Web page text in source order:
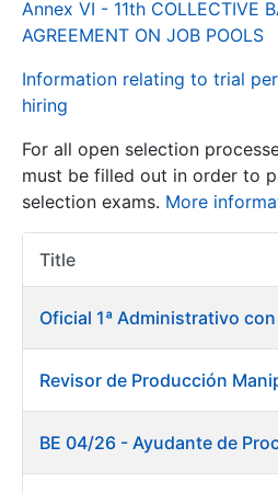
Show/Hide
Show/Hide
Show/Hide
Show/Hide
Annex VI - 11th COLLECTIVE
AGREEMENT ON JOB POOLS
Information relating to trial
hiring
For all open selection
must be filled out in order to
selection exams. More
Title